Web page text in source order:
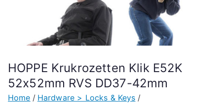
HOPPE Krukrozetten Klik E52K
52x52mm RVS DD37-42mm
Home
Hardware > Locks & Keys